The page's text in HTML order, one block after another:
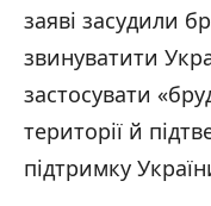
заяві засудили
звинуватити
застосувати
території й
підтримку